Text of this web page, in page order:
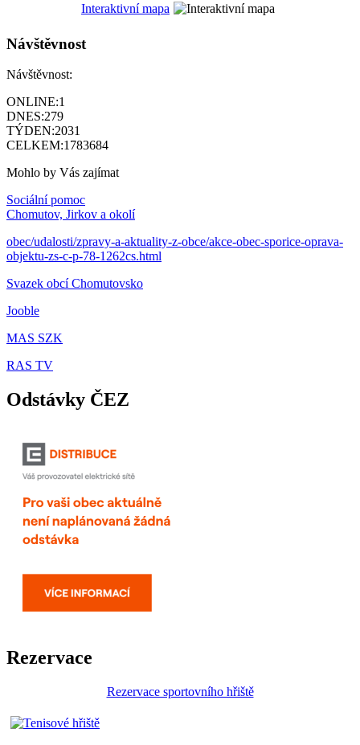
Interaktivní mapa
Návštěvnost
Návštěvnost:
ONLINE:1
DNES:279
TÝDEN:2031
CELKEM:1783684
Mohlo by Vás zajímat
Sociální pomoc
Chomutov, Jirkov a okolí
obec/udalosti/zpravy-a-aktuality-z-obce/akce-obec-sporice-oprava-
objektu-zs-c-p-78-1262cs.html
Svazek obcí Chomutovsko
Jooble
MAS SZK
RAS TV
Odstávky ČEZ
Rezervace
Rezervace sportovního hřiště